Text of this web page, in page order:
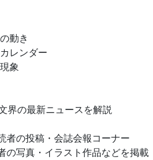
動き
レンダー
象
界の最新ニュースを解説
者の投稿・会誌会報コーナー
の写真・イラスト作品などを掲載